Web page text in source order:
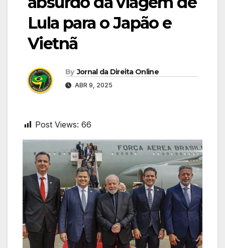
Lula para o Japão e
Vietnã
By Jornal da Direita Online
ABR 9, 2025
Post Views: 66